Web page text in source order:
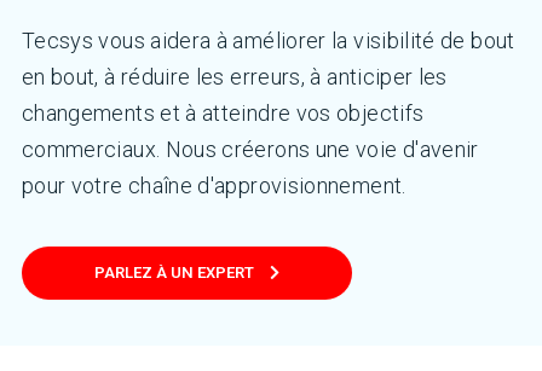
Tecsys vous aidera à améliorer la visibilité de bout
en bout, à réduire les erreurs, à anticiper les
changements et à atteindre vos objectifs
commerciaux. Nous créerons une voie d'avenir
pour votre chaîne d'approvisionnement.
PARLEZ À UN EXPERT